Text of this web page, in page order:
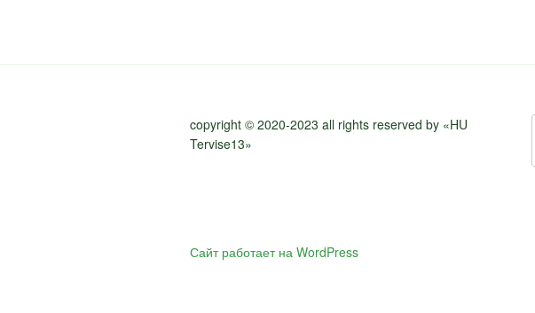
copyright © 2020-2023 all rights reserved by «HU
Tervise13»
Сайт работает на WordPress